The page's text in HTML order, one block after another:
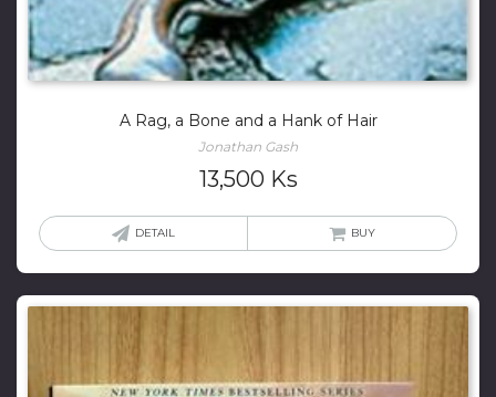
A Rag, a Bone and a Hank of Hair
Jonathan Gash
13,500 Ks
DETAIL BUY